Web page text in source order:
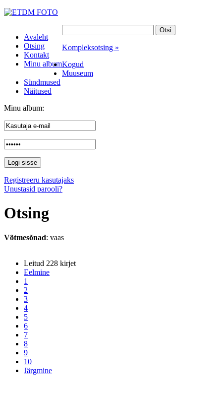
Avaleht
Otsing
Kontakt
Minu album
Kompleksotsing »
Kogud
Muuseum
Sündmused
Näitused
Minu album:
Registreeru kasutajaks
Unustasid parooli?
Otsing
Võtmesõnad: vaas
Leitud 228 kirjet
Eelmine
1
2
3
4
5
6
7
8
9
10
Järgmine